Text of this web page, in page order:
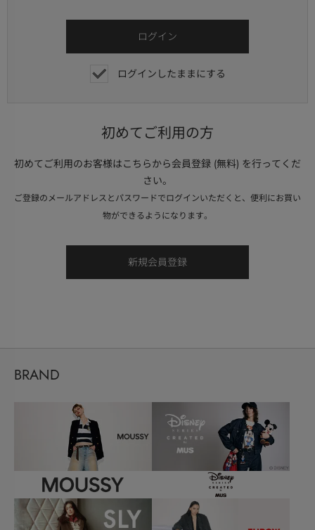
ログインしたままにする
初めてご利用の方
初めてご利用のお客様はこちらから会員登録 (無料) を行ってくだ
さい。
ご登録のメールアドレスとパスワードでログインいただくと、便利にお買い
物ができるようになります。
BRAND